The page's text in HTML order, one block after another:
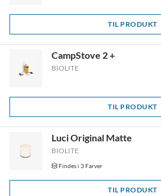
TIL PRODUKT
CampStove 2 +
BIOLITE
TIL PRODUKT
Luci Original Matte
BIOLITE
Findes i 3 Farver
TIL PRODUKT